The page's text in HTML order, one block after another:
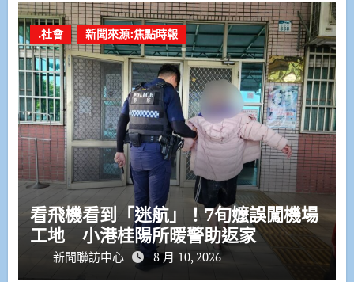
.社會 新聞來源:焦點時報
看飛機看到「迷航」！7旬嬤誤闖機場
工地 小港桂陽所暖警助返家
新聞聯訪中心 8 月 10, 2026